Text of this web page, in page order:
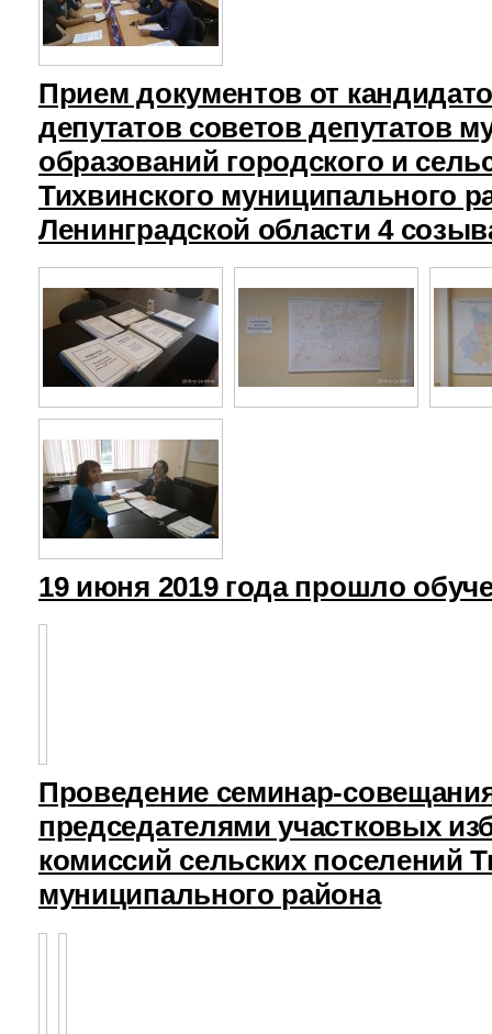
Прием документов от
депутатов советов депутатов
образований городского и
Тихвинского муниципального
Ленинградской области 4
19 июня 2019 года прошло
Проведение семинар-
председателями участковых
комиссий сельских поселений
муниципального района